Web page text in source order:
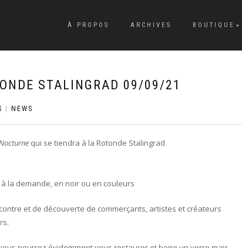
À PROPOS ARCHIVES BOUTIQUE
STALINGRAD 09/09/21
NEWS
qui se tiendra à la Rotonde Stalingrad
la demande, en noir ou en couleurs
et de découverte de commerçants, artistes et créateurs